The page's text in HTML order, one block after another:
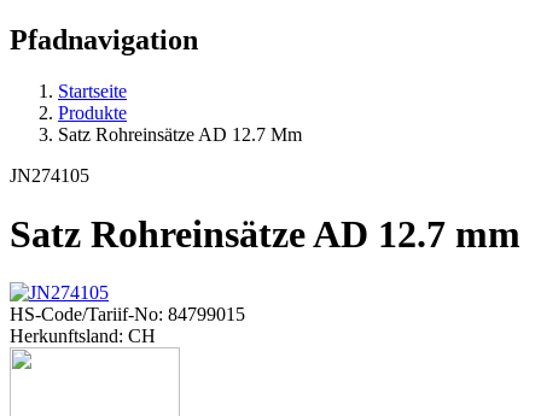
Pfadnavigation
Startseite
Produkte
Satz Rohreinsätze AD 12.7 Mm
JN274105
Satz Rohreinsätze AD 12.7 mm
HS-Code/Tariif-No: 84799015
Herkunftsland: CH